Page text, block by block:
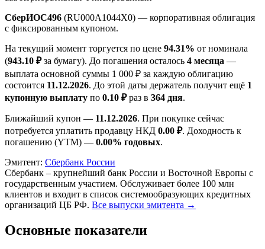
СберИОС496 (RU000A1044X0) — корпоративная облигация
с фиксированным купоном.
На текущий момент торгуется по цене 94.31% от номинала
(943.10 ₽за бумагу). До погашения осталось 4 месяца —
выплата основной суммы 1 000 ₽ за каждую облигацию
состоится 11.12.2026. До этой даты держатель получит ещё 1
купонную выплату по 0.10 ₽раз в 364 дня.
Ближайший купон — 11.12.2026. При покупке сейчас
потребуется уплатить продавцу НКД 0.00 ₽. Доходность к
погашению (YTM) — 0.00% годовых.
Эмитент: Сбербанк России
Сбербанк – крупнейший банк России и Восточной Европы с
государственным участием. Обслуживает более 100 млн
клиентов и входит в список системообразующих кредитных
организаций ЦБ РФ. Все выпуски эмитента →
Основные показатели